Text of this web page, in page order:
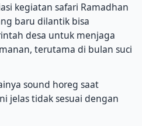
kegiatan safari Ramadhan
baru dilantik bisa
desa untuk menjaga
terutama di bulan suci
sound horeg saat
jelas tidak sesuai dengan